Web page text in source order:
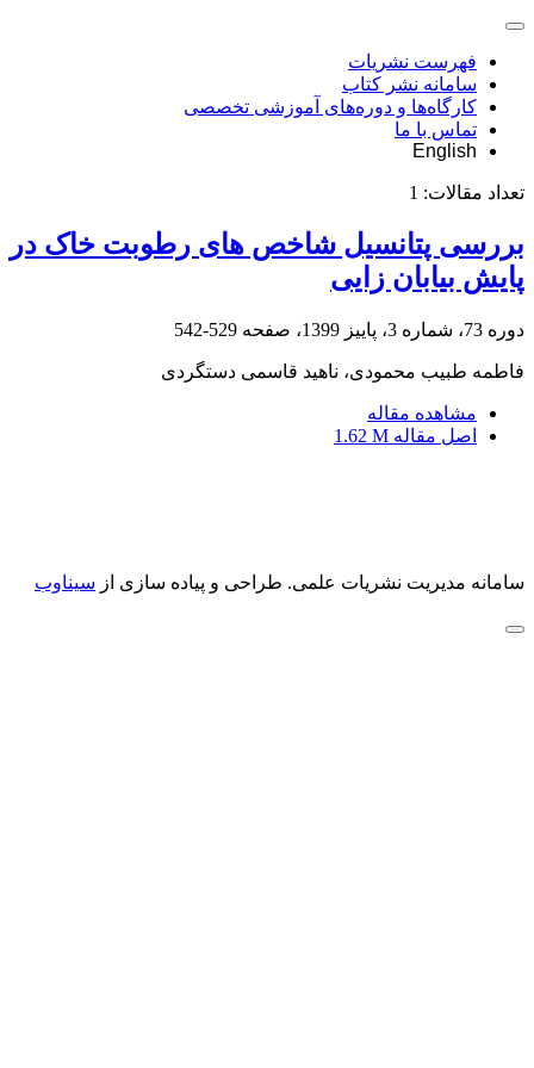
فهرست نشریات
سامانه نشر کتاب
کارگاه‌ها و دوره‌های آموزشی تخصصی
تماس با ما
English
تعداد مقالات: 1
بررسی پتانسیل شاخص های رطوبت خاک در
پایش بیابان زایی
دوره 73، شماره 3، پاییز 1399، صفحه 529-542
فاطمه طبیب محمودی، ناهید قاسمی دستگردی
مشاهده مقاله
اصل مقاله 1.62 M
سامانه مدیریت نشریات علمی. طراحی و پیاده سازی از سیناوب